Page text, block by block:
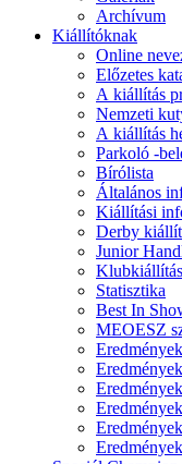
Archívum
Kiállítóknak
Online
Előzetes
A kiállítás
Nemzeti
A kiállítás
Parkoló -
Bírólista
Általános
Kiállítási
Derby
Junior
Statisztika
Best In
MEOESZ